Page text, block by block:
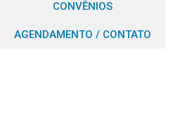
CONVÊNIOS
AGENDAMENTO / CONTATO